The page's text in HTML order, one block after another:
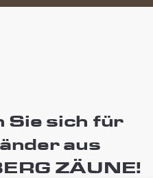
Sie sich für
aus
ZÄUNE!